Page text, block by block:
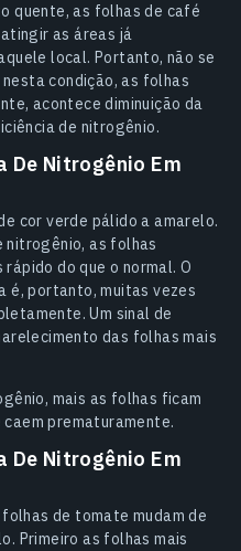
quente, as folhas de café
as áreas já
local. Portanto, não se
condição, as folhas
acontece diminuição da
de nitrogênio.
De Nitrogênio Em
cor verde pálido a amarelo.
nitrogênio, as folhas
do que o normal. O
é, portanto, muitas vezes
Um sinal de
das folhas mais
mais as folhas ficam
prematuramente.
De Nitrogênio Em
de tomate mudam de
Primeiro as folhas mais